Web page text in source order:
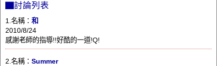
▇討論列表
1.名稱： 和
2010/8/24
感謝老師的指導!!好酷的一道!Q!
2.名稱： Summer